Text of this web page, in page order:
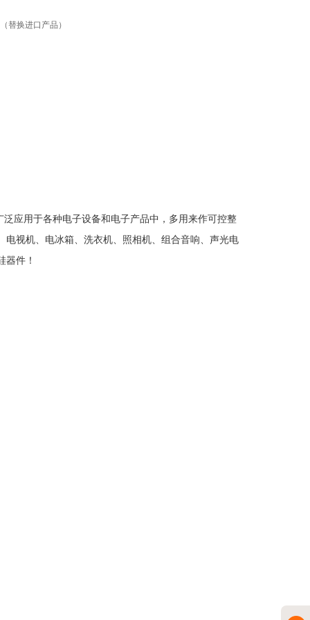
替换进口产品）
应用于各种电子设备和电子产品中，多用来作可控整
视机、电冰箱、洗衣机、照相机、组合音响、声光电
器件！